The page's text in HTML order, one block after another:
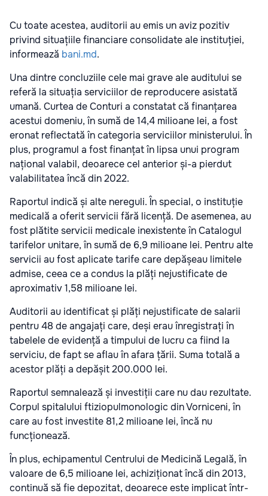
Cu toate acestea, auditorii au emis un aviz pozitiv
privind situațiile financiare consolidate ale instituției,
informează bani.md.
Una dintre concluziile cele mai grave ale auditului se
referă la situația serviciilor de reproducere asistată
umană. Curtea de Conturi a constatat că finanțarea
acestui domeniu, în sumă de 14,4 milioane lei, a fost
eronat reflectată în categoria serviciilor ministerului. În
plus, programul a fost finanțat în lipsa unui program
național valabil, deoarece cel anterior și-a pierdut
valabilitatea încă din 2022.
Raportul indică și alte nereguli. În special, o instituție
medicală a oferit servicii fără licență. De asemenea, au
fost plătite servicii medicale inexistente în Catalogul
tarifelor unitare, în sumă de 6,9 milioane lei. Pentru alte
servicii au fost aplicate tarife care depășeau limitele
admise, ceea ce a condus la plăți nejustificate de
aproximativ 1,58 milioane lei.
Auditorii au identificat și plăți nejustificate de salarii
pentru 48 de angajați care, deși erau înregistrați în
tabelele de evidență a timpului de lucru ca fiind la
serviciu, de fapt se aflau în afara țării. Suma totală a
acestor plăți a depășit 200.000 lei.
Raportul semnalează și investiții care nu dau rezultate.
Corpul spitalului ftiziopulmonologic din Vorniceni, în
care au fost investite 81,2 milioane lei, încă nu
funcționează.
În plus, echipamentul Centrului de Medicină Legală, în
valoare de 6,5 milioane lei, achiziționat încă din 2013,
continuă să fie depozitat, deoarece este implicat într-